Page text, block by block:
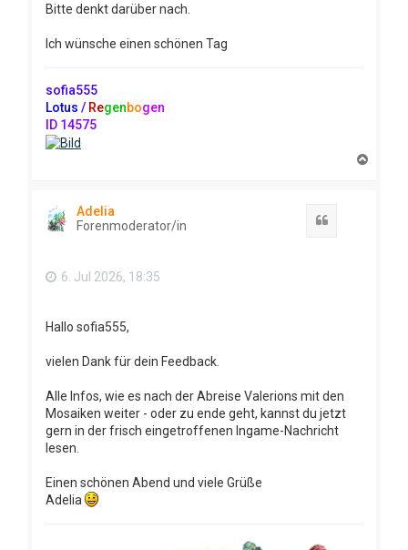
Bitte denkt darüber nach.
Ich wünsche einen schönen Tag
sofia555
Lotus / Regenbogen
ID 14575
Adelia
Forenmoderator/in
6. Jul 2026, 18:35
Hallo sofia555,
vielen Dank für dein Feedback.
Alle Infos, wie es nach der Abreise Valerions mit den
Mosaiken weiter - oder zu ende geht, kannst du jetzt
gern in der frisch eingetroffenen Ingame-Nachricht
lesen.
Einen schönen Abend und viele Grüße
Adelia